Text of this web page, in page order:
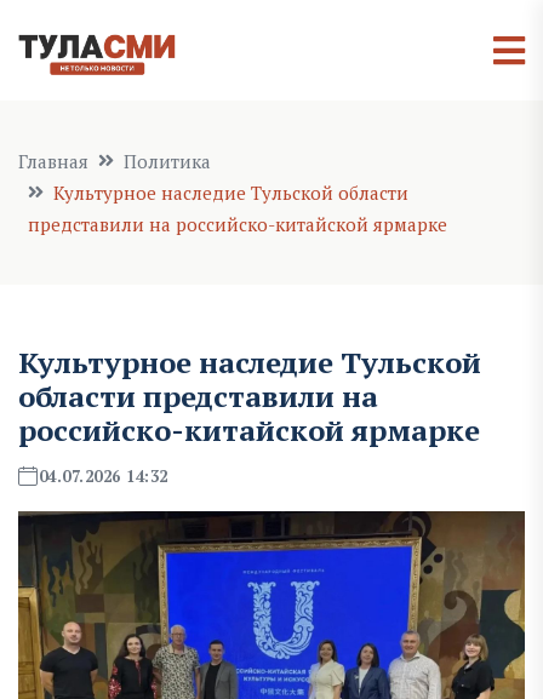
Главная
Политика
Культурное наследие Тульской области
представили на российско-китайской ярмарке
Культурное наследие Тульской
области представили на
российско-китайской ярмарке
04.07.2026 14:32